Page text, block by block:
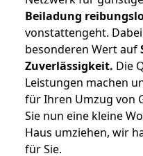
Beiladung
vonstattengeht.
besonderen Wert auf
Zuverlässigkeit. Die
Leistungen machen
für Ihren Umzug von
Sie nun eine kleine
Haus umziehen, wir
für Sie.